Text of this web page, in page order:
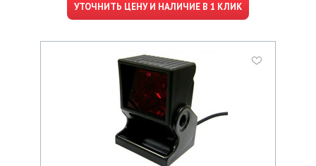
УТОЧНИТЬ ЦЕНУ И НАЛИЧИЕ В 1 КЛИК